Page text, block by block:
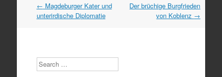
Artikel
Navigation
← Magdeburger Kater und
unterirdische Diplomatie
Der brüchige Burgfrieden
von Koblenz →
Search